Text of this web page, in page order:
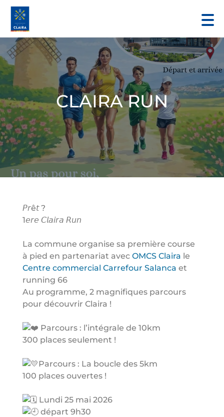
CLAIRA RUN
𝘗𝘳ê𝘵 ?
1𝘦𝘳𝘦 𝘊𝘭𝘢𝘪𝘳𝘢 𝘙𝘶𝘯
La commune organise sa première course
à pied en partenariat avec OMCS Claira le
Centre commercial Carrefour Salanca et
running 66
Au programme, 2 magnifiques parcours
pour découvrir Claira !
Parcours : l’intégrale de 10km
300 places seulement !
Parcours : La boucle des 5km
100 places ouvertes !
Lundi 25 mai 2026
départ 9h30